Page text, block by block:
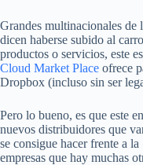
Grandes multinacionales
dicen haberse subido al
productos o servicios, este
Cloud Market Place ofrece
Dropbox (incluso sin ser
Pero lo bueno, es que este
nuevos distribuidores que
se consigue hacer frente a
empresas que hay muchas